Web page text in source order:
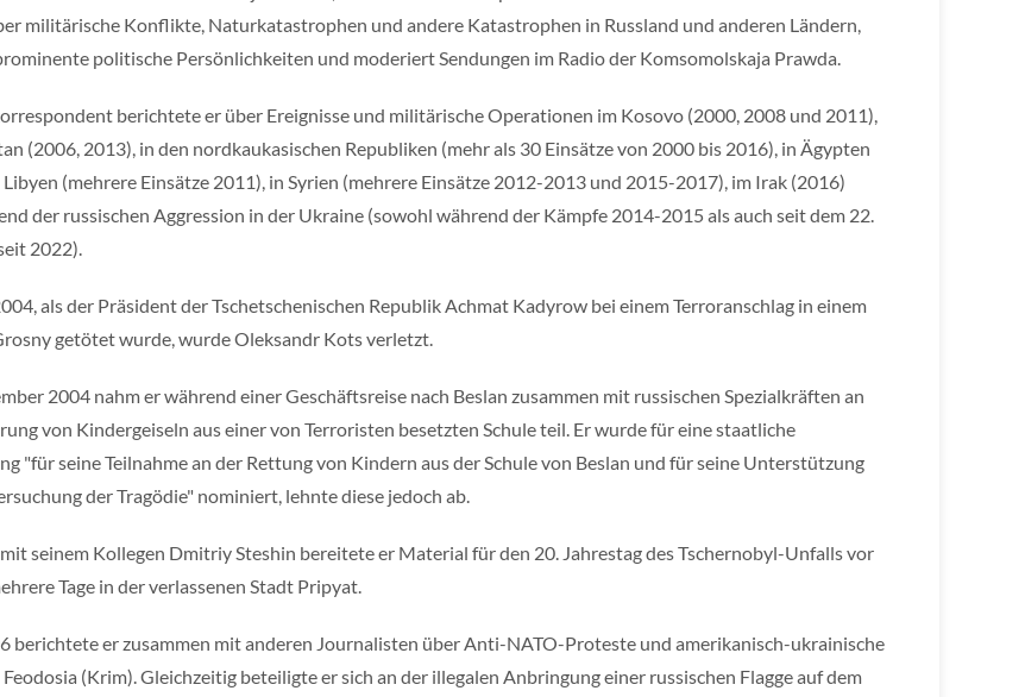
militärische Konflikte, Naturkatastrophen und andere Katastrophen in Russland und anderen Ländern,
politische Persönlichkeiten und moderiert Sendungen im Radio der Komsomolskaja Prawda.
berichtete er über Ereignisse und militärische Operationen im Kosovo (2000, 2008 und 2011),
(2006, 2013), in den nordkaukasischen Republiken (mehr als 30 Einsätze von 2000 bis 2016), in Ägypten
Libyen (mehrere Einsätze 2011), in Syrien (mehrere Einsätze 2012-2013 und 2015-2017), im Irak (2016)
der russischen Aggression in der Ukraine (sowohl während der Kämpfe 2014-2015 als auch seit dem 22.
2022).
als der Präsident der Tschetschenischen Republik Achmat Kadyrow bei einem Terroranschlag in einem
getötet wurde, wurde Oleksandr Kots verletzt.
2004 nahm er während einer Geschäftsreise nach Beslan zusammen mit russischen Spezialkräften an
von Kindergeiseln aus einer von Terroristen besetzten Schule teil. Er wurde für eine staatliche
"für seine Teilnahme an der Rettung von Kindern aus der Schule von Beslan und für seine Unterstützung
der Tragödie" nominiert, lehnte diese jedoch ab.
seinem Kollegen Dmitriy Steshin bereitete er Material für den 20. Jahrestag des Tschernobyl-Unfalls vor
Tage in der verlassenen Stadt Pripyat.
berichtete er zusammen mit anderen Journalisten über Anti-NATO-Proteste und amerikanisch-ukrainische
(Krim). Gleichzeitig beteiligte er sich an der illegalen Anbringung einer russischen Flagge auf dem